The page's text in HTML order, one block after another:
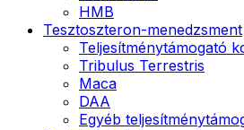
HMB
Tesztoszteron-menedzsment
Teljesítménytámogató
Tribulus Terrestris
Maca
DAA
Egyéb